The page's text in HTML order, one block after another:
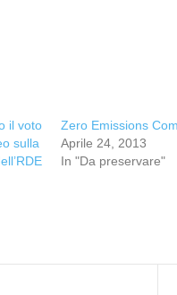
il voto
sulla
Zero Emissions
Aprile 24, 2013
In "Da preservare"